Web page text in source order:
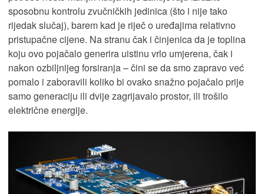
sposobnu kontrolu zvučničkih jedinica (što i nije tako
rijedak slučaj), barem kad je riječ o uređajima relativno
pristupačne cijene. Na stranu čak i činjenica da je toplina
koju ovo pojačalo generira uistinu vrlo umjerena, čak i
nakon ozbiljnijeg forsiranja – čini se da smo zapravo već
pomalo i zaboravili koliko bi ovako snažno pojačalo prije
samo generaciju ili dvije zagrijavalo prostor, ili trošilo
električne energije.